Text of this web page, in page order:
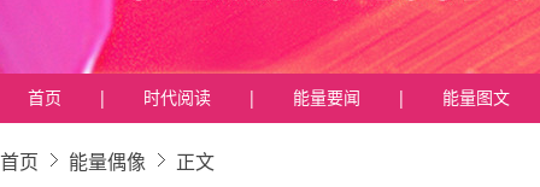
首页 | 时代阅读 | 能量要闻 | 能量图文
首页 能量偶像 正文